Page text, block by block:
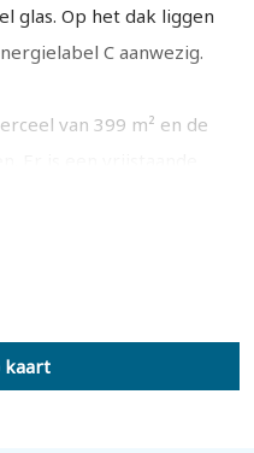
glas. Op het dak liggen
C aanwezig.
van 399 m² en de
aanwezig. Achter de
overkapping
aan de rand van
kaart